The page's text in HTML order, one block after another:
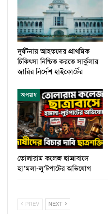
দুর্ঘটনায় আহতদের প্রাথমিক
চিকিৎসা নিশ্চিত করতে সার্কুলার
জারির নির্দেশ হাইকোর্টের
অপরাধ
তোলারাম কলেজ ছাত্রাবাসে
হা’মলা-লু’টপাটের অভিযোগ
PREV NEXT